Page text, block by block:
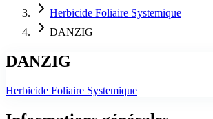
Herbicide Foliaire Systemique
DANZIG
DANZIG
Herbicide Foliaire Systemique